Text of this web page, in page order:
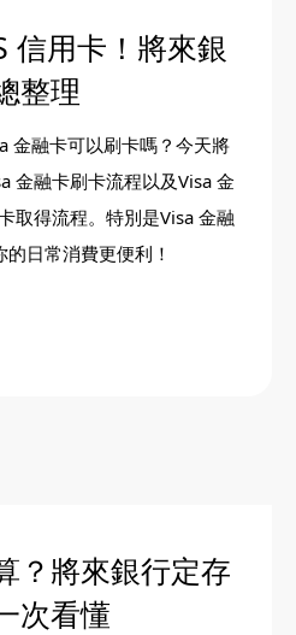
信用卡！將來銀
整理
金融卡可以刷卡嗎？今天將
金融卡刷卡流程以及Visa 金
取得流程。特別是Visa 金融
日常消費更便利！
？將來銀行定存
次看懂